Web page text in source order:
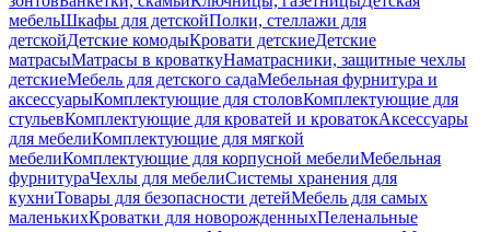
мебельШкафы для детскойПолки, стеллажи для
детскойДетские комодыКровати детскиеДетские
матрасыМатрасы в кроваткуНаматрасники, защитные чехлы
детскиеМебель для детского садаМебельная фурнитура и
аксессуарыКомплектующие для столовКомплектующие для
стульевКомплектующие для кроватей и кроватокАксессуары
для мебелиКомплектующие для мягкой
мебелиКомплектующие для корпусной мебелиМебельная
фурнитураЧехлы для мебелиСистемы хранения для
кухниТовары для безопасности детейМебель для самых
маленькихКроватки для новорожденныхПеленальные